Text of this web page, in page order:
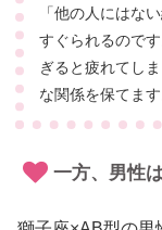
「他の人にはな
すぐられるので
ぎると疲れてし
な関係を保てます
一方、男性